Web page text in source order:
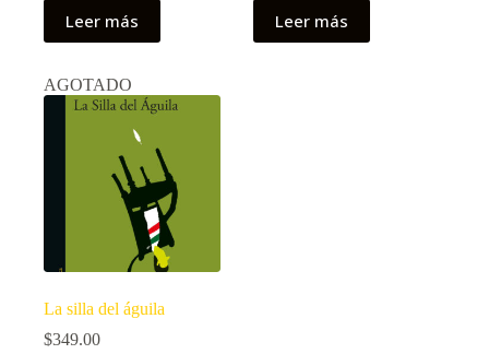
Leer más Leer más
AGOTADO
La silla del águila
$349.00